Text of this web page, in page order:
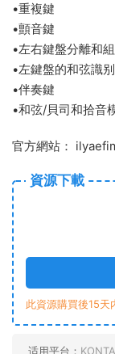
•重複鍵
•顫音鍵
•左右鍵盤分離和
•左鍵盤的和弦識
•伴奏鍵
•和弦/貝司和拾音
官方網站：
資源下載
此資源購買後15天
适用平台：